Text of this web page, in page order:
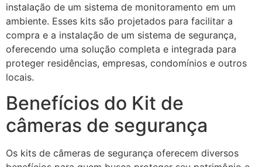
instalação de um sistema de monitoramento em um
ambiente. Esses kits são projetados para facilitar a
compra e a instalação de um sistema de segurança,
oferecendo uma solução completa e integrada para
proteger residências, empresas, condomínios e outros
locais.
Benefícios do Kit de
câmeras de segurança
Os kits de câmeras de segurança oferecem diversos